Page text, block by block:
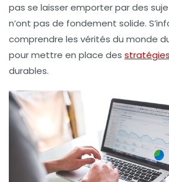
pas se laisser emporter par des
n’ont pas de fondement solide.
comprendre les vérités du monde
pour mettre en place des stratégies
durables.